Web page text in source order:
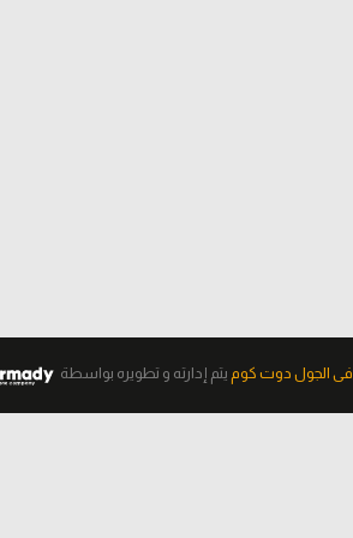
فى الجول دوت كوم يتم إدارته و تطويره بواسطة